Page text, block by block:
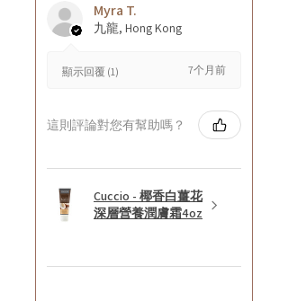
Myra T.
九龍, Hong Kong
顯示回覆 (1) 7个月前
這則評論對您有幫助嗎？
Cuccio - 椰香白薑花
深層營養潤膚霜4oz